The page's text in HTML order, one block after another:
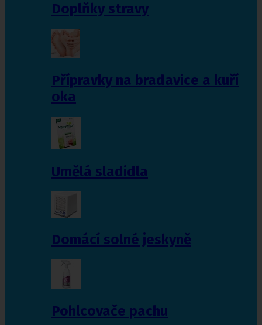
Doplňky stravy
Přípravky na bradavice a kuří
oka
Umělá sladidla
Domácí solné jeskyně
Pohlcovače pachu